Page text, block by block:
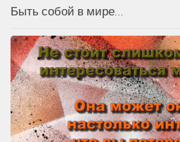
Быть собой в мире…